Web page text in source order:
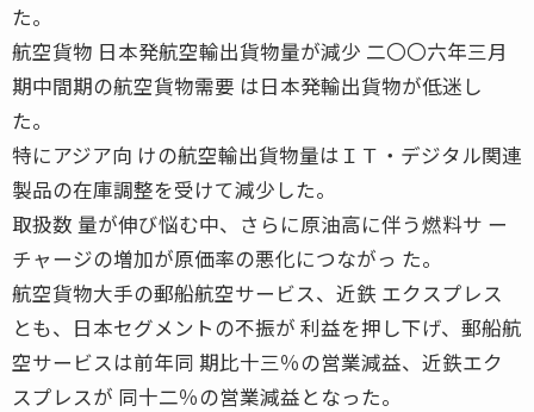
た。
航空貨物 日本発航空輸出貨物量が減少 二〇〇六年三月
期中間期の航空貨物需要 は日本発輸出貨物が低迷し
た。
特にアジア向 けの航空輸出貨物量はＩＴ・デジタル関連
製品の在庫調整を受けて減少した。
取扱数 量が伸び悩む中、さらに原油高に伴う燃料サ ー
チャージの増加が原価率の悪化につながっ た。
航空貨物大手の郵船航空サービス、近鉄 エクスプレス
とも、日本セグメントの不振が 利益を押し下げ、郵船航
空サービスは前年同 期比十三％の営業減益、近鉄エク
スプレスが 同十二％の営業減益となった。